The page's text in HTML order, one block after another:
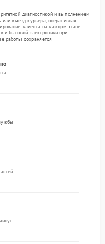
диагностикой и выполнением
выезд курьера, оперативная
клиента на каждом этапе.
и бытовой электроники при
работы сохраняется